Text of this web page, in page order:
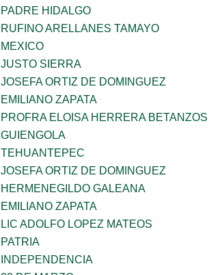
PADRE HIDALGO
RUFINO ARELLANES TAMAYO
MEXICO
JUSTO SIERRA
JOSEFA ORTIZ DE DOMINGUEZ
EMILIANO ZAPATA
PROFRA ELOISA HERRERA BETANZOS
GUIENGOLA
TEHUANTEPEC
JOSEFA ORTIZ DE DOMINGUEZ
HERMENEGILDO GALEANA
EMILIANO ZAPATA
LIC ADOLFO LOPEZ MATEOS
PATRIA
INDEPENDENCIA